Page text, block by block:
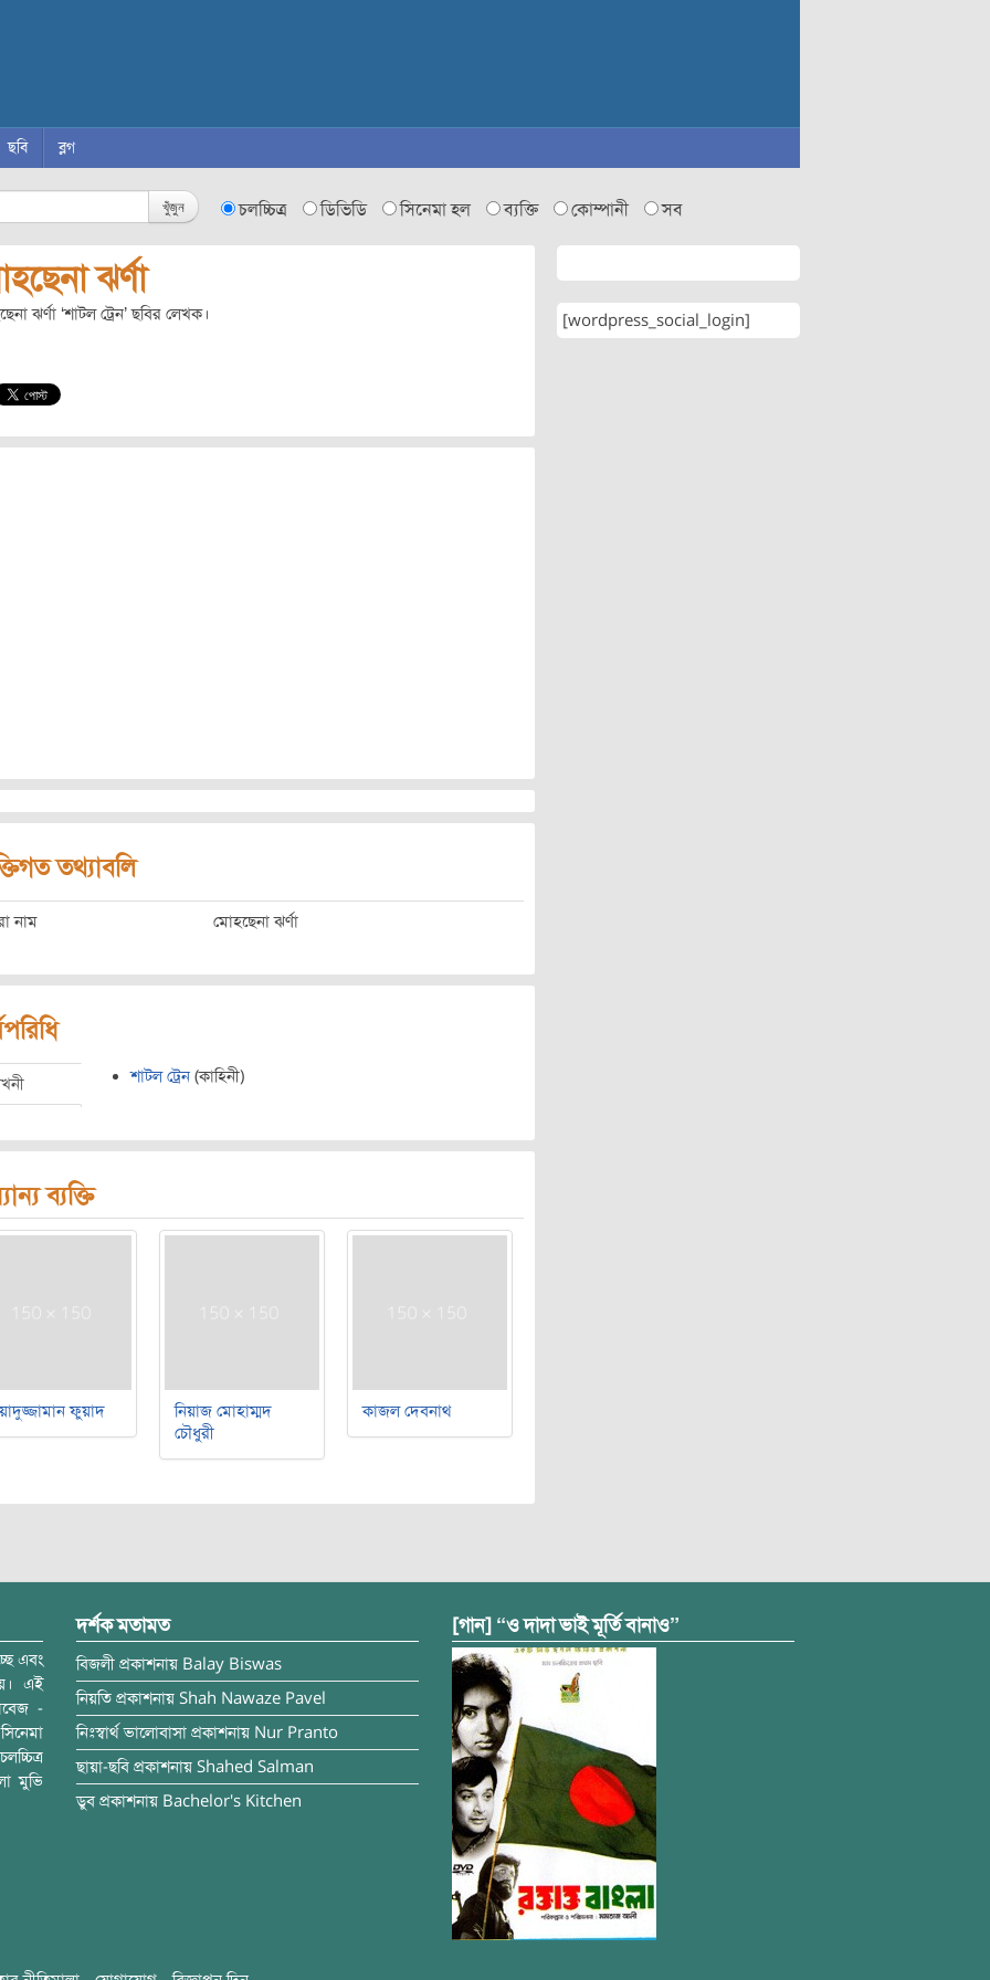
ছবি ব্লগ
খুঁজুন চলচ্চিত্র ডিভিডি সিনেমা হল ব্যক্তি কোম্পানী সব
ঝর্ণা
ঝর্ণা ‘শাটল ট্রেন’ ছবির লেখক।
তথ্যাবলি
নাম মোহছেনা ঝর্ণা
শাটল ট্রেন (কাহিনী)
ব্যক্তি
ফুয়াদ
নিয়াজ মোহাম্মদ
চৌধুরী
কাজল দেবনাথ
[wordpress_social_login]
এবং
এই
-
মুভি
দর্শক মতামত
বিজলী প্রকাশনায় Balay Biswas
নিয়তি প্রকাশনায় Shah Nawaze Pavel
নিঃস্বার্থ ভালোবাসা প্রকাশনায় Nur Pranto
ছায়া-ছবি প্রকাশনায় Shahed Salman
ডুব প্রকাশনায় Bachelor's Kitchen
[গান] “ও দাদা ভাই মূর্তি বানাও”